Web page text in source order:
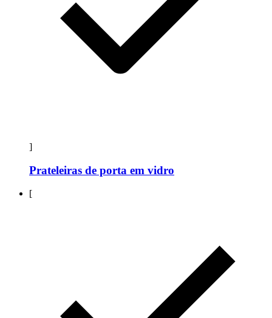
]
Prateleiras de porta em vidro
[